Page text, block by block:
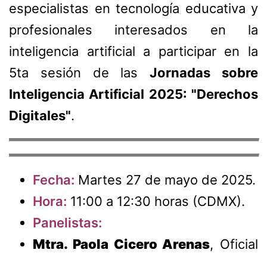
especialistas en tecnología educativa y
profesionales interesados en la
inteligencia artificial a participar en la
5ta sesión de lasJornadas sobre
Inteligencia Artificial 2025: "Derechos
Digitales".
Fecha: Martes 27 de mayo de 2025.
Hora: 11:00 a 12:30 horas (CDMX).
Panelistas:
Mtra. Paola Cicero Arenas, Oficial